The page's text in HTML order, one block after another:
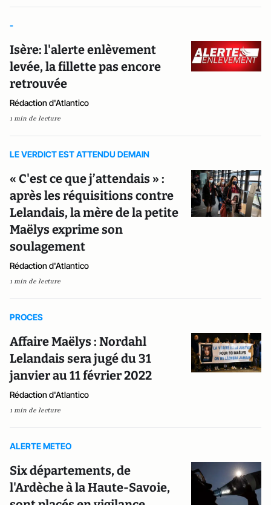
-
Isère: l'alerte enlèvement
levée, la fillette pas encore
retrouvée
Rédaction d'Atlantico
1 min de lecture
LE VERDICT EST ATTENDU DEMAIN
« C'est ce que j’attendais » :
après les réquisitions contre
Lelandais, la mère de la petite
Maëlys exprime son
soulagement
Rédaction d'Atlantico
1 min de lecture
PROCES
Affaire Maëlys : Nordahl
Lelandais sera jugé du 31
janvier au 11 février 2022
Rédaction d'Atlantico
1 min de lecture
ALERTE METEO
Six départements, de
l'Ardèche à la Haute-Savoie,